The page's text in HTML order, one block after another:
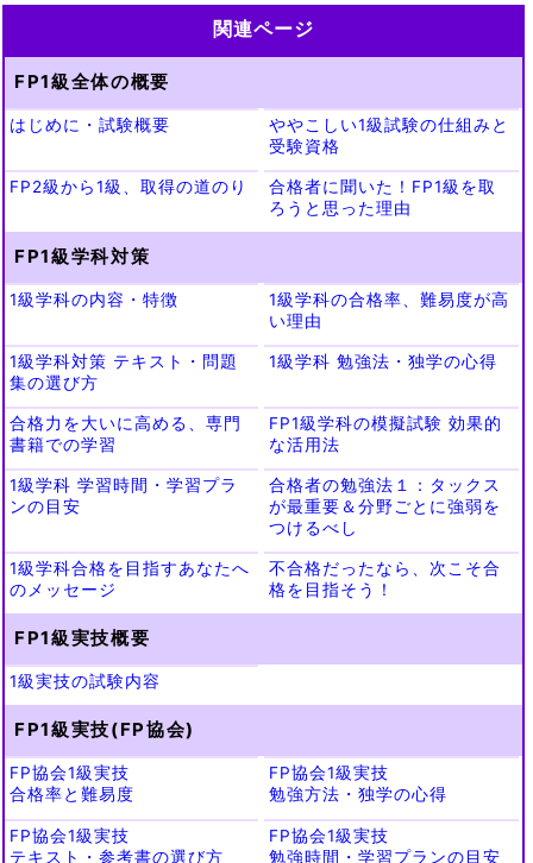
関連ページ
FP1級全体の概要
はじめに・試験概要
ややこしい1級試験の仕組みと
受験資格
FP2級から1級、取得の道のり
合格者に聞いた！FP1級を取
ろうと思った理由
FP1級学科対策
1級学科の内容・特徴
1級学科の合格率、難易度が高
い理由
1級学科対策 テキスト・問題
集の選び方
1級学科 勉強法・独学の心得
合格力を大いに高める、専門
書籍での学習
FP1級学科の模擬試験 効果的
な活用法
1級学科 学習時間・学習プラ
ンの目安
合格者の勉強法１：タックス
が最重要＆分野ごとに強弱を
つけるべし
1級学科合格を目指すあなたへ
のメッセージ
不合格だったなら、次こそ合
格を目指そう！
FP1級実技概要
1級実技の試験内容
FP1級実技(FP協会)
FP協会1級実技
合格率と難易度
FP協会1級実技
勉強方法・独学の心得
FP協会1級実技
テキスト・参考書の選び方
FP協会1級実技
勉強時間・学習プランの目安